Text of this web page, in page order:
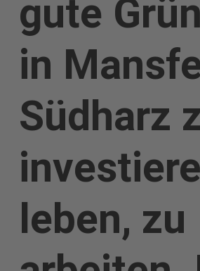
gute
in
Südharz
leben, zu